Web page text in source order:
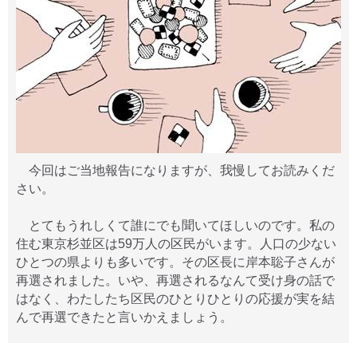
今回はご当地報告になりますが、我慢してお読みくだ
さい。
とてもうれしくて誰にでも聞いてほしいのです。私の
住む東京杉並区は59万人の区民がいます。人口の少ない
ひとつの県よりも多いです。その区長に岸本聡子さんが
再選されました。いや、再選されるなんて受け身の話で
はなく、わたしたち区民のひとりひとりの応援が実を結
んで再選できたと言いかえましょう。